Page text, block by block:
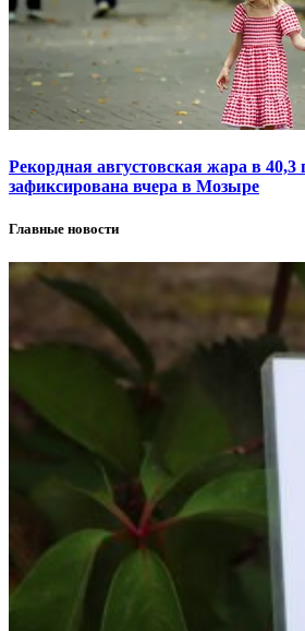
Рекордная августовская жара в 40,3
зафиксирована вчера в Мозыре
Главные новости